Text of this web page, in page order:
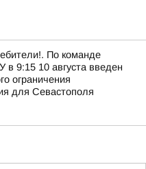
По команде
в 9:15 10 августа введен
ограничения
для Севастополя